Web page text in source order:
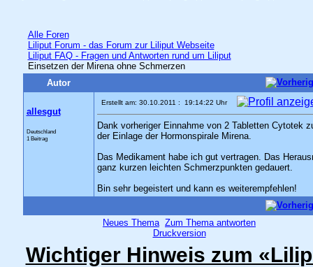
Alle Foren
Liliput Forum - das Forum zur Liliput Webseite
Liliput FAQ - Fragen und Antworten rund um Liliput
Einsetzen der Mirena ohne Schmerzen
Autor
allesgut
Deutschland
1 Beitrag
Erstellt am: 30.10.2011 : 19:14:22 Uhr
Dank vorheriger Einnahme von 2 Tabletten Cytotek
der Einlage der Hormonspirale Mirena.
Das Medikament habe ich gut vertragen. Das
ganz kurzen leichten Schmerzpunkten gedauert.
Bin sehr begeistert und kann es weiterempfehlen!
Neues Thema Zum Thema antworten
Druckversion
Wichtiger Hinweis zum